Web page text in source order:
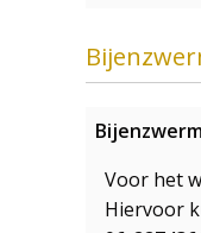
Voor het
Hiervoor